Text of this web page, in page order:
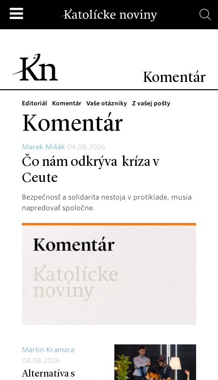
Komentár
Editoriál Komentár Vaše otázniky Z vašej pošty
Komentár
Marek Mišák 04.08.2026
Čo nám odkrýva kríza v
Ceute
Bezpečnosť a solidarita nestoja v protiklade, musia
napredovať spoločne.
Martin Kramara
04.08.2026
Alternatíva s